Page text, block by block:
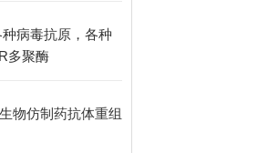
病毒抗原，各种
多聚酶
物仿制药抗体重组